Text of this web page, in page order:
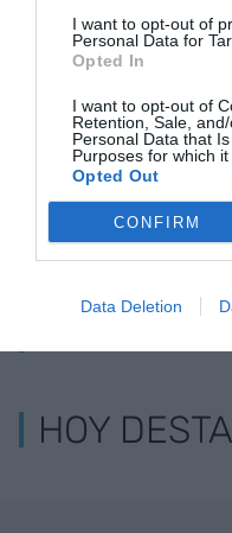
I want to opt-out of
Personal Data for
Opted In
I want to opt-out of
Retention, Sale,
Personal Data that
Purposes for which it
Opted Out
CONFIRM
Data Deletion
innovación Agro en
el Estado a través
de AgroBank
en
HOY